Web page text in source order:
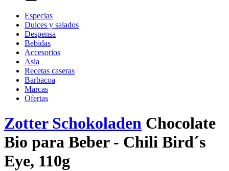
Especias
Dulces y salados
Despensa
Bebidas
Accesorios
Asia
Recetas caseras
Barbacoa
Marcas
Ofertas
Zotter Schokoladen Chocolate
Bio para Beber - Chili Bird´s
Eye, 110g